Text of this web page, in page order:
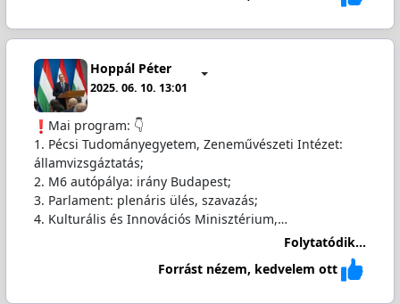
Hoppál Péter
2025. 06. 10. 13:01
️Mai program: 👇
1. Pécsi Tudományegyetem, Zeneművészeti Intézet:
államvizsgáztatás;
2. M6 autópálya: irány Budapest;
3. Parlament: plenáris ülés, szavazás;
4. Kulturális és Innovációs Minisztérium,…
Folytatódik...
Forrást nézem, kedvelem ott